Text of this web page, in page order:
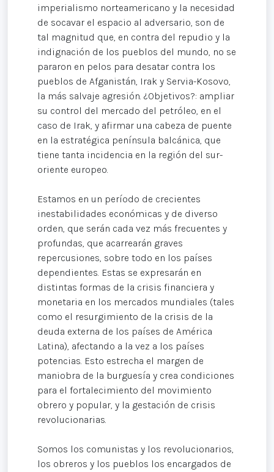
imperialismo norteamericano y la necesidad
de socavar el espacio al adversario, son de
tal magnitud que, en contra del repudio y la
indignación de los pueblos del mundo, no se
pararon en pelos para desatar contra los
pueblos de Afganistán, Irak y Servia-Kosovo,
la más salvaje agresión. ¿Objetivos?: ampliar
su control del mercado del petróleo, en el
caso de Irak, y afirmar una cabeza de puente
en la estratégica península balcánica, que
tiene tanta incidencia en la región del sur-
oriente europeo.
Estamos en un período de crecientes
inestabilidades económicas y de diverso
orden, que serán cada vez más frecuentes y
profundas, que acarrearán graves
repercusiones, sobre todo en los países
dependientes. Estas se expresarán en
distintas formas de la crisis financiera y
monetaria en los mercados mundiales (tales
como el resurgimiento de la crisis de la
deuda externa de los países de América
Latina), afectando a la vez a los países
potencias. Esto estrecha el margen de
maniobra de la burguesía y crea condiciones
para el fortalecimiento del movimiento
obrero y popular, y la gestación de crisis
revolucionarias.
Somos los comunistas y los revolucionarios,
los obreros y los pueblos los encargados de